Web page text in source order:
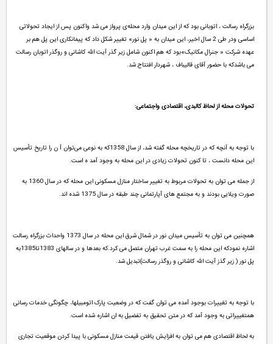
بزرگراه رسالت ، اتوبانی بود که از این میدان وارد محله‌ی پرواز می شد واکنون پس از ایجاد تحولاتی
اساسی ودر طی 2 سال اخیر، این میدان به « پل نور» تغییر شکل داد که پیمانکاری این پل هم بر
عهده شرکت « جنرال مکانیک»بود که هم اکنون شامل زیر گذر آیت الله کاشانی و روگذر اتوبان رسالت
می باشدکه با حضور آقای قالیباف ، شهردار افتتاح شد.
تحولات محله از لحاظ کالبدی، اقتصادی واجتماعی:
با توجه به آنچه که در تاریخچه محله گفته شد، از سال 1358که به نوعی می‌توان آ ن را تاریخ تأسیس
این محله دانست ، تا کنون تحولات زیادی در این محله به وجود آمد ه است.
از جمله می توان به تحولات مربوط به تغییر ساختار منازل مسکونی این محله که در سال 1360 به
صورت ویلایی بودند و به مجتمع های آپارتمانی چند طبقه در سال 1375 شده اند.
همچنین می توان به تأسیس میدان نور در شمال شرق این محله در سال 1373 واحداث بزرگراه رسالت
اشاره نمودکه این محله را به سمت غرب تهران متصل می کرد.که بعدها و در سالهای 1383تا1385به
پل نور ( زیر گذز آیت الله کاشانی و روگذر رسالت)تبدیل شد.
با توجه به تغییرات بوجود آمده می توان گفت که در وضعیت پارک اتومبیلها، چگونگی خدمات رسانی
همتغییراتی به وجود آمد که در متن تحقیق به تفضیل به ان اشاره شده است.
به لحاظ اقتصادی هم می توان به افزایش یافتن قیمت منازل مسکونی با پیدا کردن موقعیت تجاری